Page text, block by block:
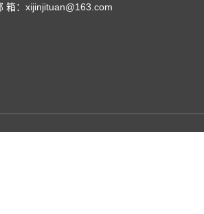
：xijinjituan@163.com